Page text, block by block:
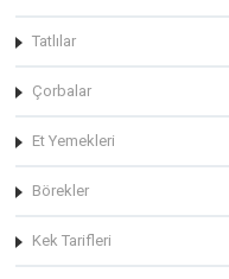
Tatlılar
Çorbalar
Et Yemekleri
Börekler
Kek Tarifleri